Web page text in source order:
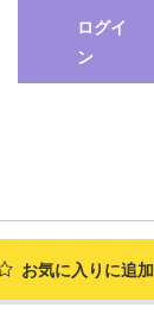
ログイ
ン
お気に入り に追加